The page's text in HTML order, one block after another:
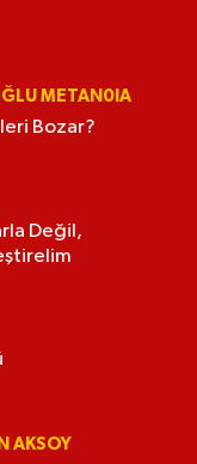
METAN0IA
Bozar?
Değil,
AKSOY